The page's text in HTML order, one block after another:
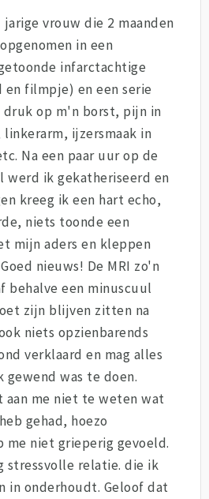
vrouw die 2 maanden
in een
infarctachtige
filmpje) en een serie
druk op m'n borst, pijn in
linkerarm, ijzersmaak in
Na een paar uur op de
werd ik gekatheriseerd en
kreeg ik een hart echo,
niets toonde een
mijn aders en kleppen
nieuws! De MRI zo'n
behalve een minuscuul
zijn blijven zitten na
niets opzienbarends
verklaard en mag alles
gewend was te doen.
aan me niet te weten wat
gehad, hoezo
me niet grieperig gevoeld.
stressvolle relatie. die ik
in onderhoudt. Geloof dat